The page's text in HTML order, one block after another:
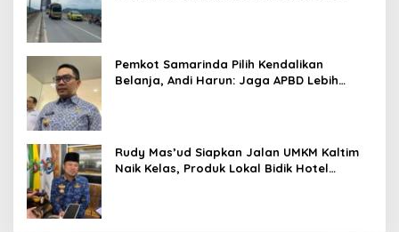
Pemkot Samarinda Pilih Kendalikan
Belanja, Andi Harun: Jaga APBD Lebih
Rudy Mas’ud Siapkan Jalan UMKM Kaltim
Naik Kelas, Produk Lokal Bidik Hotel